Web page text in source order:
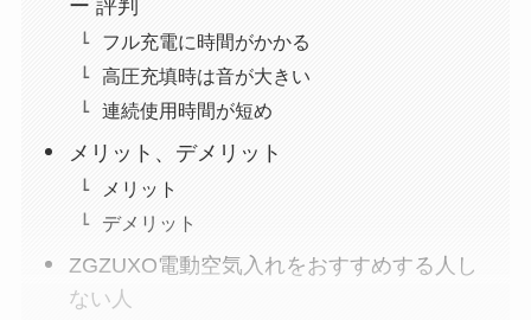
ー 評判
フル充電に時間がかかる
高圧充填時は音が大きい
連続使用時間が短め
メリット、デメリット
メリット
デメリット
ZGZUXO電動空気入れをおすすめする人し
ない人